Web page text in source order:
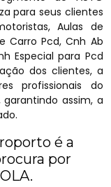
para seus clientes
Aulas de
Carro Pcd, Cnh Ab
Especial para Pcd
dos clientes, a
profissionais do
assim, a
é a
por